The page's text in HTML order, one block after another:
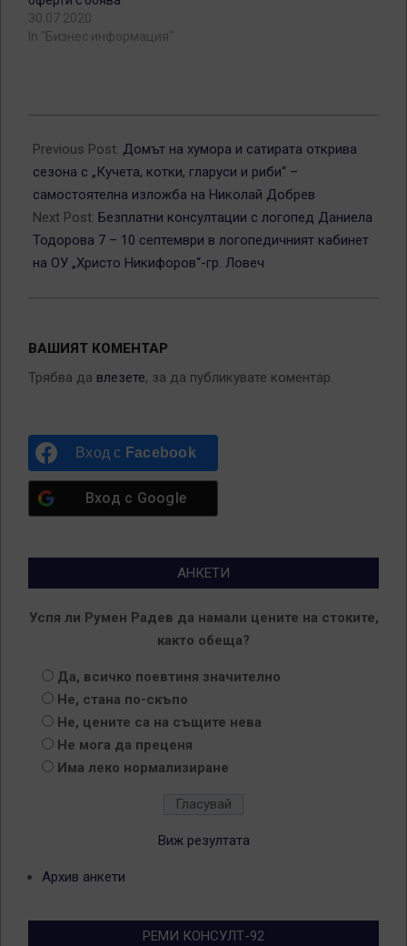
30.07.2020
In "Бизнес информация"
09-
02
Previous Post: Домът на хумора и сатирата открива
сезона с „Кучета, котки, гларуси и риби“ –
самостоятелна изложба на Николай Добрев
Next Post: Безплатни консултации с логопед Даниела
Тодорова 7 – 10 септември в логопедичният кабинет
на ОУ „Христо Никифоров“-гр. Ловеч
ВАШИЯТ КОМЕНТАР
Трябва да влезете, за да публикувате коментар.
Вход с Facebook
Вход с Google
АНКЕТИ
Успя ли Румен Радев да намали цените на стоките,
както обеща?
Да, всичко поевтиня значително
Не, стана по-скъпо
Не, цените са на същите нева
Не мога да преценя
Има леко нормализиране
Виж резултата
Архив анкети
РЕМИ КОНСУЛТ-92